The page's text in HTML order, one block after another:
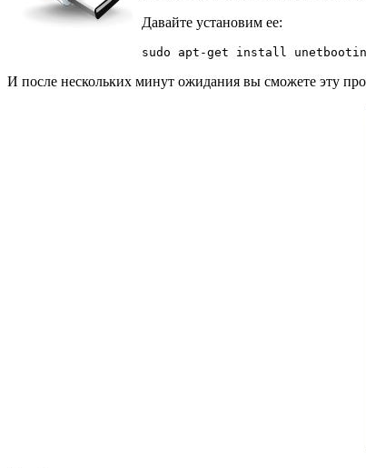
Давайте установим ее:
sudo apt-get install unetbootin
И после нескольких минут ожидания вы сможете эту